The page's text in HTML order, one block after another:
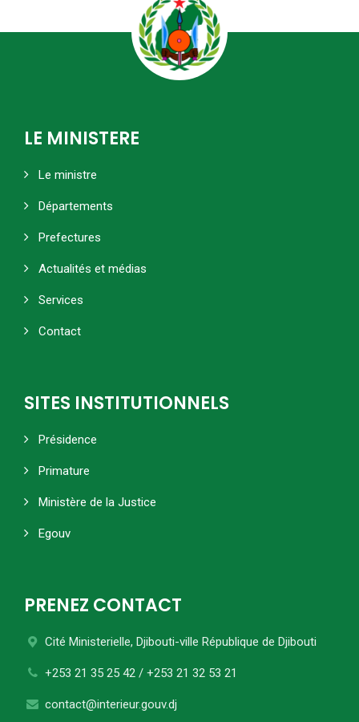
LE MINISTERE
Le ministre
Départements
Prefectures
Actualités et médias
Services
Contact
SITES INSTITUTIONNELS
Présidence
Primature
Ministère de la Justice
Egouv
PRENEZ CONTACT
Cité Ministerielle, Djibouti-ville République de Djibouti
+253 21 35 25 42 / +253 21 32 53 21
contact@interieur.gouv.dj